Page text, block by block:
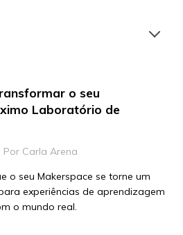
o seu
Laboratório de
Carla Arena
o seu Makerspace se torne um
experiências de aprendizagem
o mundo real.